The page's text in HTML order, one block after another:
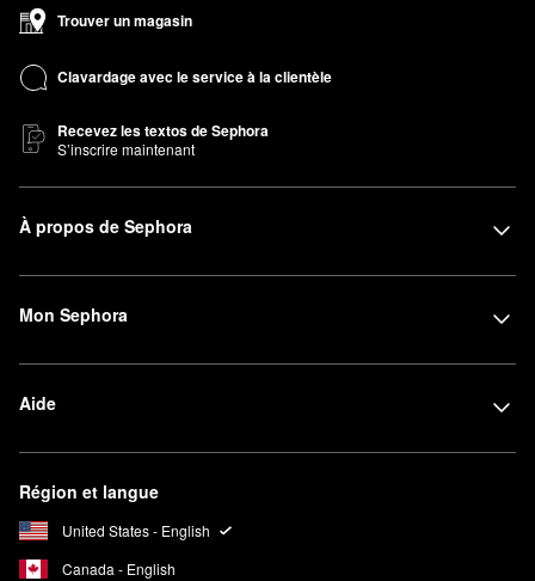
Trouver un magasin
Clavardage avec le service à la clientèle
Recevez les textos de Sephora
S’inscrire maintenant
À propos de Sephora
Mon Sephora
Aide
Région et langue
United States - English
Canada - English